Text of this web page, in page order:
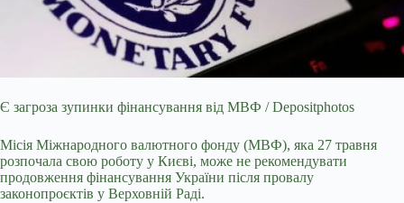
Є загроза зупинки фінансування від МВФ / Depositphotos
Місія Міжнародного валютного фонду (МВФ), яка 27 травня
розпочала свою роботу у Києві, може не рекомендувати
продовження фінансування України після провалу
законопроєктів у Верховній Раді.